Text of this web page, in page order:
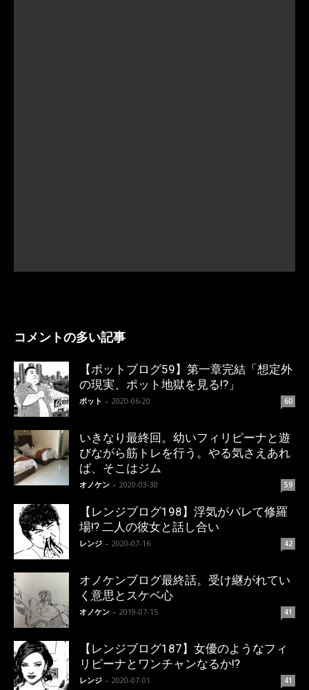
コメントの多い記事
【ポットブログ59】第一章完結「想定外
の現実、ポット地獄を見る!?」
ポット - 2020-06-20 60
いきなり最終回。幼いフィリピーナと遊
びながら筋トレを行う。やる気さえあれ
ば、そこはジム
オノケン - 2020-03-30 59
【レンジブログ198】浮気がバレて修羅
場!? 二人の彼女と話し合い
レンジ - 2020-07-16 42
オノケンブログ最終話。受け継がれてい
く意思とスケベ心
オノケン - 2019-07-15 41
【レンジブログ187】女優のようなフィ
リピーナとワンチャンなるか!?
レンジ - 2020-07-01 41